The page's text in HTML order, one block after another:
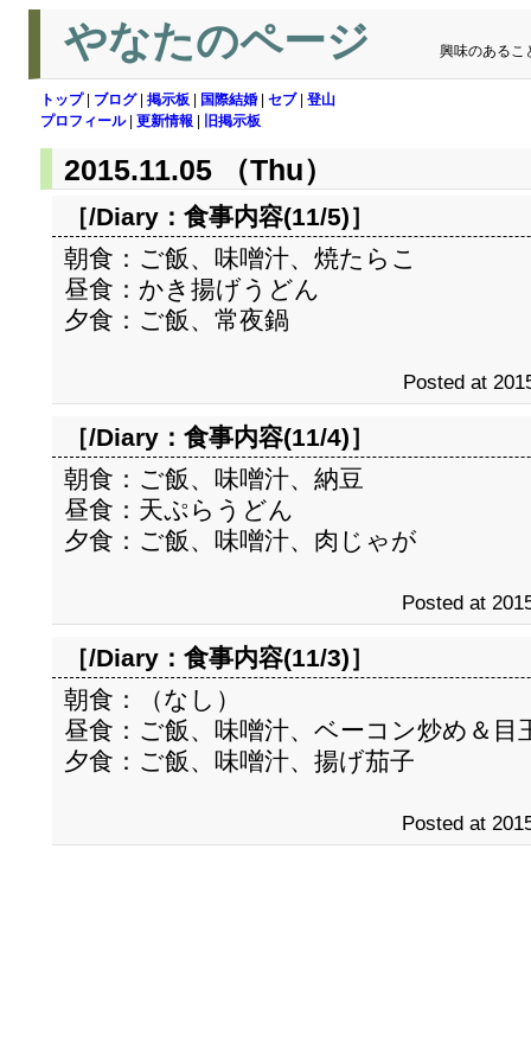
やなたのページ 興味のあるこ
トップ| ブログ| 掲示板 国際結婚 セブ| 登山
プロフィール| 更新情報 旧掲示板
2015.11.05 （Thu）
［/Diary： 食事内容(11/5)］
朝食：ご飯、味噌汁、焼たらこ
昼食：かき揚げうどん
夕食：ご飯、常夜鍋
Posted at
［/Diary： 食事内容(11/4)］
朝食：ご飯、味噌汁、納豆
昼食：天ぷらうどん
夕食：ご飯、味噌汁、肉じゃが
Posted at
［/Diary： 食事内容(11/3)］
朝食：（なし）
昼食：ご飯、味噌汁、ベーコン炒め＆目
夕食：ご飯、味噌汁、揚げ茄子
Posted at